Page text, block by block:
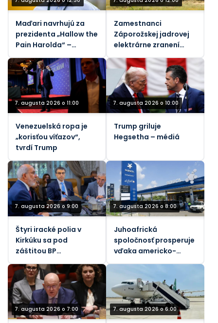
Maďari navrhujú za
prezidenta „Hallow the
Pain Harolda“ –
Zamestnanci
Záporožskej jadrovej
elektrárne zranení
nášľapnými mínami,
povedal generálny
riaditeľ Rosatomu
7. augusta 2026 o 11:00
Venezuelská ropa je
„korisťou víťazov“,
tvrdí Trump
7. augusta 2026 o 10:00
Trump griluje
Hegsetha – médiá
7. augusta 2026 o 9:00
Štyri iracké polia v
Kirkúku sa pod
záštitou BP
000 barelov denne
7. augusta 2026 o 8:00
Juhoafrická
spoločnosť prosperuje
vďaka americko-
7. augusta 2026 o 7:00 7. augusta 2026 o 6:00